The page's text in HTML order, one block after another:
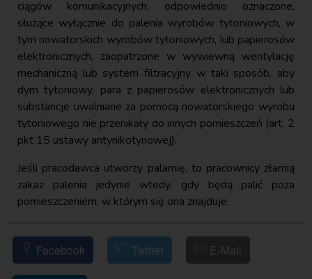
ciągów komunikacyjnych, odpowiednio oznaczone,
służące wyłącznie do palenia wyrobów tytoniowych, w
tym nowatorskich wyrobów tytoniowych, lub papierosów
elektronicznych, zaopatrzone w wywiewną wentylację
mechaniczną lub system filtracyjny w taki sposób, aby
dym tytoniowy, para z papierosów elektronicznych lub
substancje uwalniane za pomocą nowatorskiego wyrobu
tytoniowego nie przenikały do innych pomieszczeń (art. 2
pkt 15 ustawy antynikotynowej).
Jeśli pracodawca utworzy palarnię, to pracownicy złamią
zakaz palenia jedynie wtedy, gdy będą palić poza
pomieszczeniem, w którym się ona znajduje.
Facebook Twitter E-Mail